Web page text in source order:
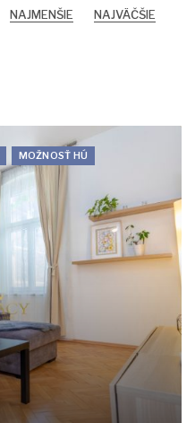
NAJMENŠIE NAJVÄČŠIE
MOŽNOSŤ HÚ